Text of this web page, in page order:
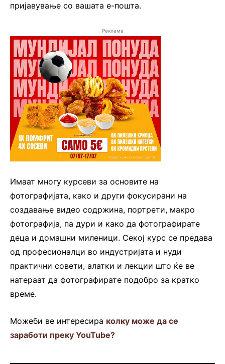
пријавување со вашата е-пошта.
Реклама
Имаат многу курсеви за основите на
фотографијата, како и други фокусирани на
создавање видео содржина, портрети, макро
фотографија, па дури и како да фотографирате
деца и домашни миленици. Секој курс се предава
од професионалци во индустријата и нуди
практични совети, алатки и лекции што ќе ве
натераат да фотографирате подобро за кратко
време.
Мoжеби ве интересира колку може да се
заработи преку YouTube?